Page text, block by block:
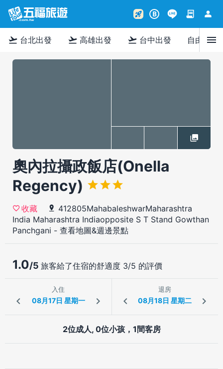
rocket_launch B contract person
flight_takeoff 台北出發 flight_takeoff 高雄出發 flight_takeoff 台中出發 自由行menu
奧內拉攝政飯店(Onella
Regency)
收藏
412805MahabaleshwarMaharashtra
India Maharashtra Indiaopposite S T Stand Gowthan
Panchgani - 查看地圖&週邊景點
1.0/5 旅客給了住宿的舒適度 3/5 的評價
入住 退房
2位成人, 0位小孩，1間客房